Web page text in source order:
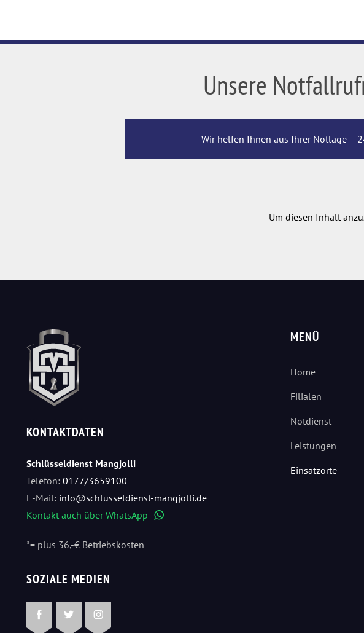
Unsere
Wir helfen Ihnen aus Ihrer Notlage –
Um diesen Inhalt
KONTAKTDATEN
Schlüsseldienst Mangjolli
Telefon: 0177/3659100
E-Mail: info@schlüsseldienst-mangjolli.de
Kontakt auch über WhatsApp
*= plus 36,-€ Betriebskosten
MENÜ
Home
Filialen
Notdienst
Leistungen
Einsatzorte
SOZIALE MEDIEN
FacebookTwitterInstagram